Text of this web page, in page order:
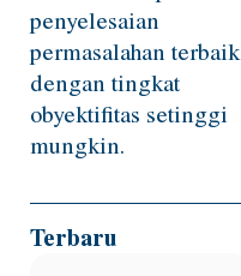
penyelesaian
permasalahan terbaik
dengan tingkat
obyektifitas setinggi
mungkin.
Terbaru